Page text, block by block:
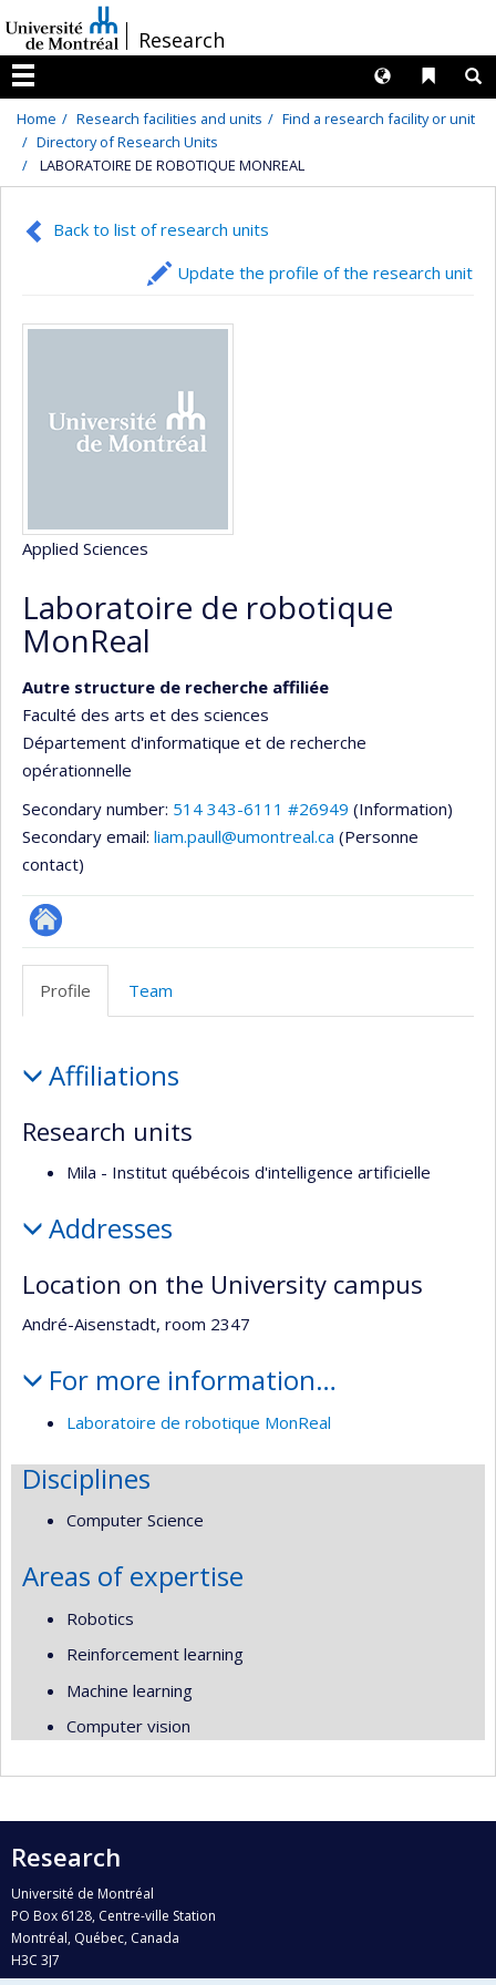
au
contenu
/Research
Menu
Liens
Langues
Home Research facilities and units
Find a research facility or unit
Directory of Research Units
LABORATOIRE DE ROBOTIQUE MONREAL
Back to list of research units
Update the profile of the research unit
Applied Sciences
Laboratoire de robotique
MonReal
Autre structure de recherche affiliée
Faculté des arts et des sciences
Département d'informatique et de recherche
opérationnelle
Secondary number: 514 343-6111 #26949 (Information)
Secondary email: liam.paull@umontreal.ca (Personne
contact)
Autre
Profile Team
Affiliations
Research units
Mila - Institut québécois d'intelligence artificielle
Addresses
Location on the University campus
André-Aisenstadt, room 2347
For more information…
Laboratoire de robotique MonReal
Disciplines
Computer Science
Areas of expertise
Robotics
Reinforcement learning
Machine learning
Computer vision
Research
Université de Montréal
PO Box 6128, Centre-ville Station
Montréal, Québec, Canada
H3C 3J7